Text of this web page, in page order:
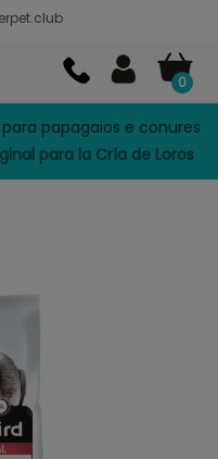
0
papagaios e conures
para la Cría de Loros